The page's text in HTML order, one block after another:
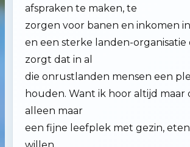
afspraken te maken, te
zorgen voor banen en inkomen
en een sterke landen-organisatie
zorgt dat in al
die onrustlanden mensen een
houden. Want ik hoor altijd maar
alleen maar
een fijne leefplek met gezin,